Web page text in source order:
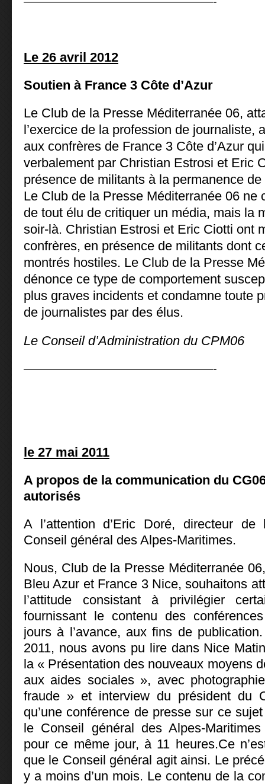
Le 26 avril 2012
Soutien à France 3 Côte d’Azur
Le Club de la Presse Méditerranée 06,
l’exercice de la profession de journaliste,
aux confrères de France 3 Côte d’Azur
verbalement par Christian Estrosi et Eric
présence de militants à la permanence de
Le Club de la Presse Méditerranée 06 ne
de tout élu de critiquer un média, mais la
soir-là. Christian Estrosi et Eric Ciotti ont
confrères, en présence de militants dont
montrés hostiles. Le Club de la Presse
dénonce ce type de comportement
plus graves incidents et condamne toute
de journalistes par des élus.
Le Conseil d’Administration du CPM06
————————————————-
le 27 mai 2011
A propos de la communication du
autorisés
A l’attention d’Eric Doré, directeur de
Conseil général des Alpes-Maritimes.
Nous, Club de la Presse Méditerranée
Bleu Azur et France 3 Nice, souhaitons
l’attitude consistant à privilégier
fournissant le contenu des
jours à l’avance, aux fins de
2011, nous avons pu lire dans Nice
la « Présentation des nouveaux moyens
aux aides sociales », avec
fraude » et interview du président du
qu’une conférence de presse sur ce
le Conseil général des Alpes-
pour ce même jour, à 11 heures.Ce
que le Conseil général agit ainsi. Le
y a moins d’un mois. Le contenu de la